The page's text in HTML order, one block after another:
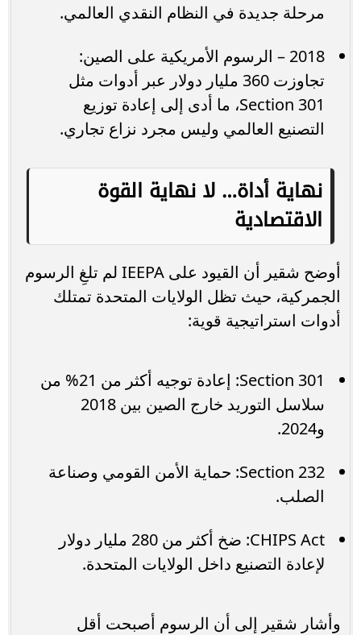
مرحلة جديدة في النظام النقدي العالمي.
2018 – الرسوم الأمريكية على الصين:
تجاوزت 360 مليار دولار عبر أدوات مثل
Section 301، ما أدى إلى إعادة توزيع
التصنيع العالمي وليس مجرد نزاع تجاري.
نهاية أداة… لا نهاية القوة
الاقتصادية
أوضح شقير أن القيود على IEEPA لم تلغِ الرسوم
الجمركية، حيث تظل الولايات المتحدة تمتلك
أدوات استراتيجية قوية:
Section 301: إعادة توجيه أكثر من 21% من
سلاسل التوريد خارج الصين بين 2018
و2024.
Section 232: حماية الأمن القومي وصناعة
الصلب.
CHIPS Act: ضخ أكثر من 280 مليار دولار
لإعادة التصنيع داخل الولايات المتحدة.
وأشار شقير إلى أن الرسوم أصبحت أقل